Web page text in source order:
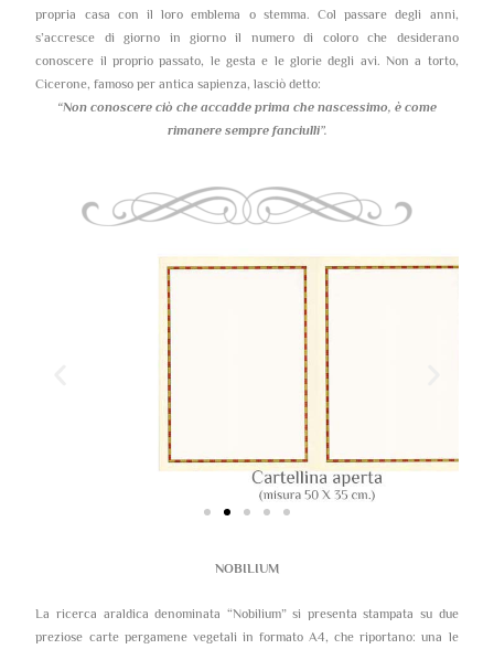
propria casa con il loro emblema o stemma. Col passare degli anni,
s’accresce di giorno in giorno il numero di coloro che desiderano
conoscere il proprio passato, le gesta e le glorie degli avi. Non a torto,
Cicerone, famoso per antica sapienza, lasciò detto:
“Non conoscere ciò che accadde prima che nascessimo, è come
rimanere sempre fanciulli”.
NOBILIUM
La ricerca araldica denominata “Nobilium” si presenta stampata su due
preziose carte pergamene vegetali in formato A4, che riportano: una le